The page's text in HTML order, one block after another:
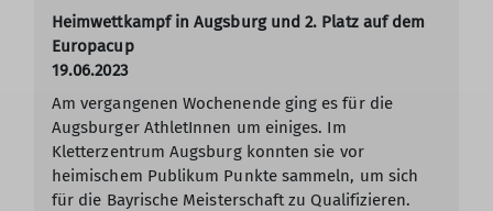
Heimwettkampf in Augsburg und 2. Platz auf dem
Europacup
19.06.2023
Am vergangenen Wochenende ging es für die
Augsburger AthletInnen um einiges. Im
Kletterzentrum Augsburg konnten sie vor
heimischem Publikum Punkte sammeln, um sich
für die Bayrische Meisterschaft zu Qualifizieren.